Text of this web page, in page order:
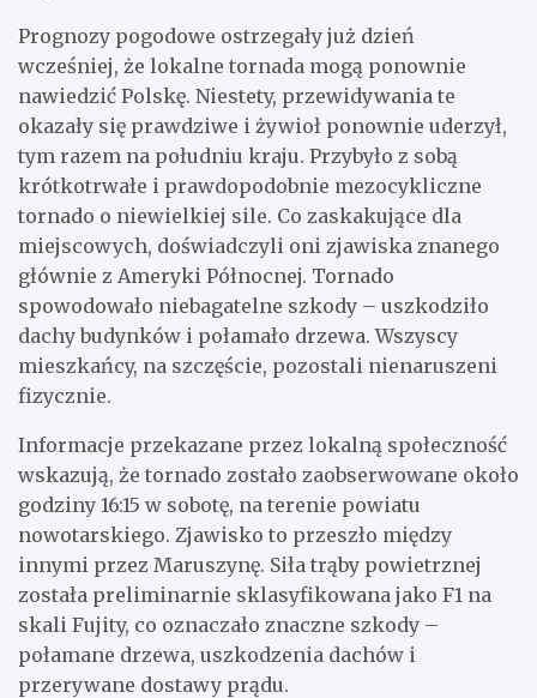
Prognozy pogodowe ostrzegały już dzień
wcześniej, że lokalne tornada mogą ponownie
nawiedzić Polskę. Niestety, przewidywania te
okazały się prawdziwe i żywioł ponownie uderzył,
tym razem na południu kraju. Przybyło z sobą
krótkotrwałe i prawdopodobnie mezocykliczne
tornado o niewielkiej sile. Co zaskakujące dla
miejscowych, doświadczyli oni zjawiska znanego
głównie z Ameryki Północnej. Tornado
spowodowało niebagatelne szkody – uszkodziło
dachy budynków i połamało drzewa. Wszyscy
mieszkańcy, na szczęście, pozostali nienaruszeni
fizycznie.
Informacje przekazane przez lokalną społeczność
wskazują, że tornado zostało zaobserwowane około
godziny 16:15 w sobotę, na terenie powiatu
nowotarskiego. Zjawisko to przeszło między
innymi przez Maruszynę. Siła trąby powietrznej
została preliminarnie sklasyfikowana jako F1 na
skali Fujity, co oznaczało znaczne szkody –
połamane drzewa, uszkodzenia dachów i
przerywane dostawy prądu.